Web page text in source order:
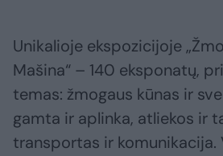
Unikalioje ekspozicijoje
Mašina“ – 140 eksponatų,
temas: žmogaus kūnas ir
gamta ir aplinka, atliekos ir
transportas ir komunikacija.